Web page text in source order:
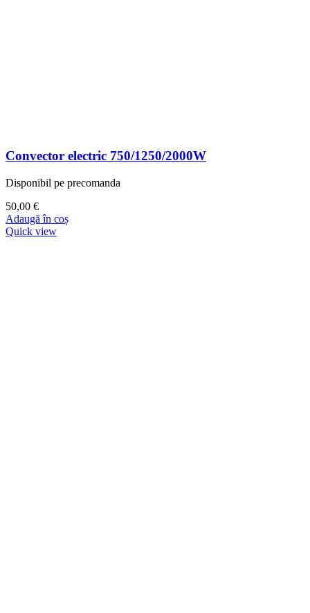
Convector electric 750/1250/2000W
Disponibil pe precomanda
50,00 €
Adaugă în coș
Quick view